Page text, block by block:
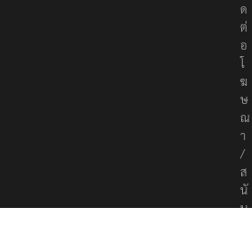
ด
ต่
อ
โ
ฆ
ษ
ณ
า
/
ส
นั
บ